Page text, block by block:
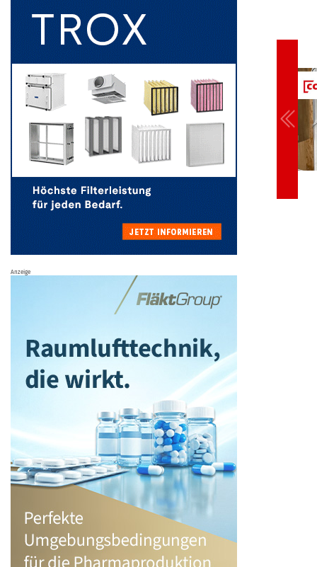
Anzeige